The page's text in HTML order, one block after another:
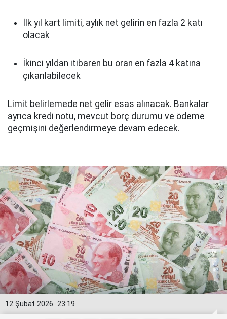
İlk yıl kart limiti, aylık net gelirin en fazla 2 katı
olacak
İkinci yıldan itibaren bu oran en fazla 4 katına
çıkarılabilecek
Limit belirlemede net gelir esas alınacak. Bankalar
ayrıca kredi notu, mevcut borç durumu ve ödeme
geçmişini değerlendirmeye devam edecek.
23:19
12 Şubat 2026